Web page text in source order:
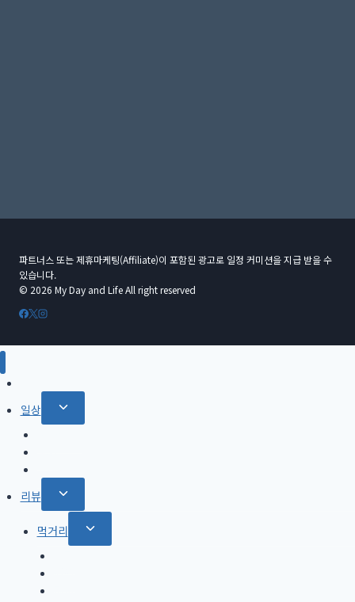
파트너스 또는 제휴마케팅(Affiliate)이 포함된 광고로 일정 커미션을 지급 받을 수
있습니다.
© 2026 My Day and Life All right reserved
일상
Toggle
child
리뷰
Toggle
child
menu
먹거리
Toggle
child